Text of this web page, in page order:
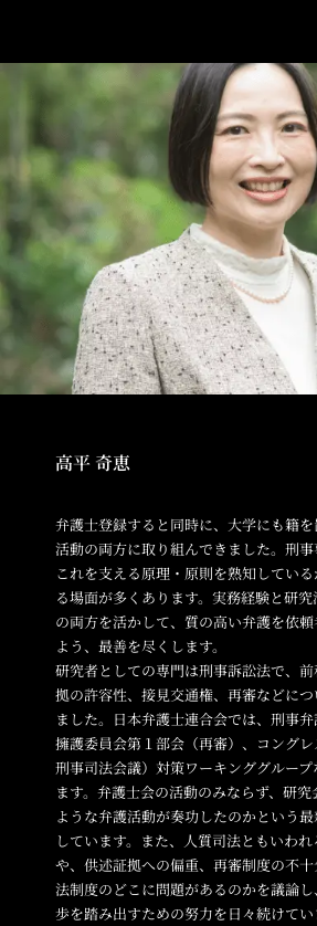
高平 奇恵
弁護士登録すると同時に、大学にも籍
活動の両方に取り組んできました。刑
これを支える原理・原則を熟知してい
る場面が多くあります。実務経験と研
の両方を活かして、質の高い弁護を依
よう、最善を尽くします。
研究者としての専門は刑事訴訟法で、
拠の許容性、接見交通権、再審などに
ました。日本弁護士連合会では、刑事
擁護委員会第１部会（再審）、コング
刑事司法会議）対策ワーキンググルー
ます。弁護士会の活動のみならず、研
ような弁護活動が奏功したのかという
しています。また、人質司法ともいわ
や、供述証拠への偏重、再審制度の不
法制度のどこに問題があるのかを議論
歩を踏み出すための努力を日々続けてい